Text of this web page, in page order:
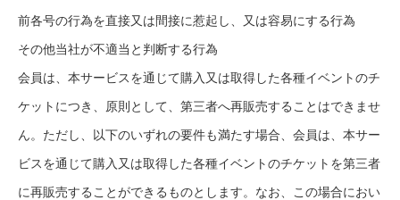
前各号の行為を直接又は間接に惹起し、又は容易にする行為
その他当社が不適当と判断する行為
会員は、本サービスを通じて購入又は取得した各種イベントのチ
ケットにつき、原則として、第三者へ再販売することはできませ
ん。ただし、以下のいずれの要件も満たす場合、会員は、本サー
ビスを通じて購入又は取得した各種イベントのチケットを第三者
に再販売することができるものとします。なお、この場合におい